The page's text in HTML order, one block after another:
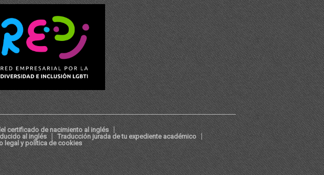
certificado de nacimiento al inglés
al inglés
Traducción jurada de tu expediente académico
legal y política de cookies